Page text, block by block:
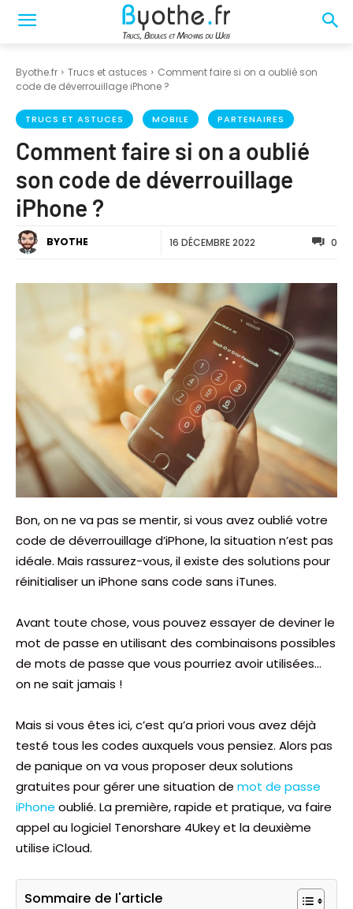
Byothe.fr Trucs et astuces
Comment faire si on a oublié son
code de déverrouillage iPhone ?
TRUCS ET ASTUCES MOBILE PARTENAIRES
Comment faire si on a oublié
son code de déverrouillage
iPhone ?
BYOTHE 16 DÉCEMBRE 2022 0
Bon, on ne va pas se mentir, si vous avez oublié votre
code de déverrouillage d’iPhone, la situation n’est pas
idéale. Mais rassurez-vous, il existe des solutions pour
réinitialiser un iPhone sans code sans iTunes.
Avant toute chose, vous pouvez essayer de deviner le
mot de passe en utilisant des combinaisons possibles
de mots de passe que vous pourriez avoir utilisées…
on ne sait jamais !
Mais si vous êtes ici, c’est qu’a priori vous avez déjà
testé tous les codes auxquels vous pensiez. Alors pas
de panique on va vous proposer deux solutions
gratuites pour gérer une situation de mot de passe
iPhone oublié. La première, rapide et pratique, va faire
appel au logiciel Tenorshare 4Ukey et la deuxième
utilise iCloud.
Sommaire de l'article